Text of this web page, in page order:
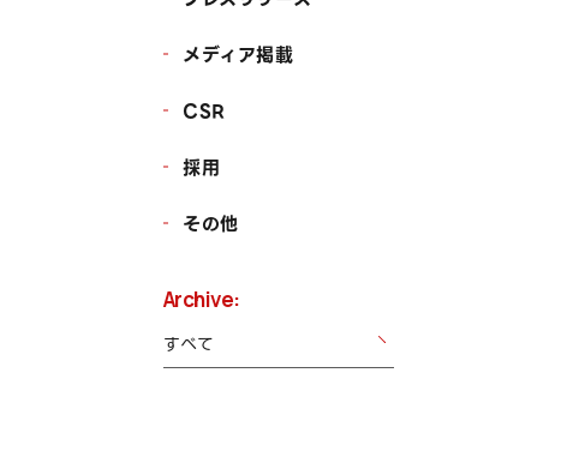
メディア掲載
CSR
採用
その他
Archive: